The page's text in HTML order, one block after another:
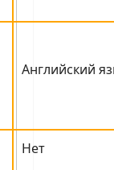
Английский
Нет